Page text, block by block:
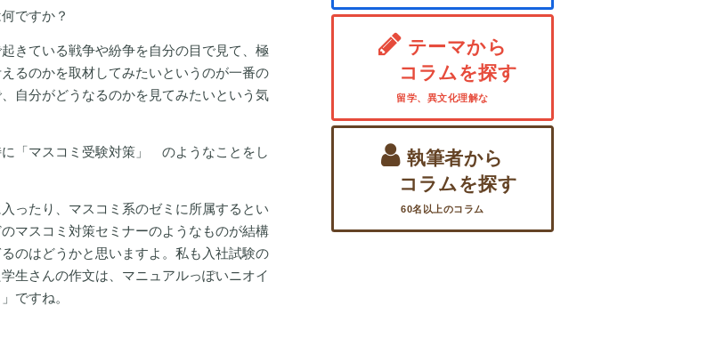
ですか？
きている戦争や紛争を自分の目で見て、極
るのかを取材してみたいというのが一番の
自分がどうなるのかを見てみたいという気
「マスコミ受験対策」 のようなことをし
たり、マスコミ系のゼミに所属するとい
マスコミ対策セミナーのようなものが結構
のはどうかと思いますよ。私も入社試験の
生さんの作文は、マニュアルっぽいニオイ
ですね。
テーマから
コラムを探す
留学、異文化理解な
執筆者から
コラムを探す
60名以上のコラム